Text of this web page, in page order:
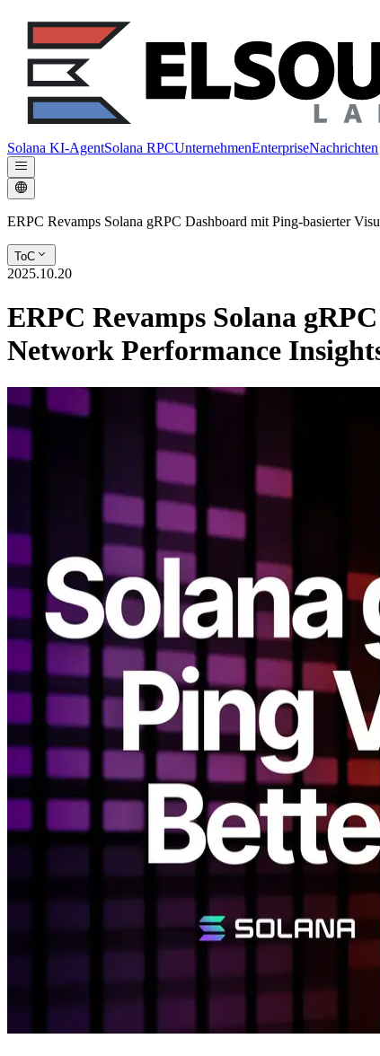
Solana KI-AgentSolana RPCUnternehmenEnterpriseNachrichten
ERPC Revamps Solana gRPC Dashboard mit Ping-basierter
ToC
2025.10.20
ERPC Revamps Solana
Network Performance